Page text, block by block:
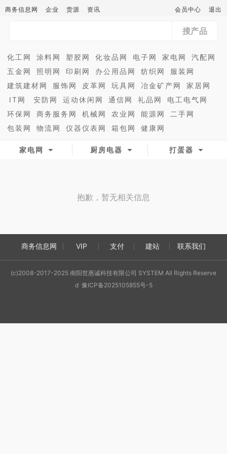
商务信息网 企业 货源 资讯 会员中心 退出
搜产品
化工网 涂料网 塑胶网 化妆品网 电子网 家电网
汽配网
五金网
照明网 印刷网 办公用品网 纺织网
服装网
建筑建材网
服饰网 皮革网 玩具网 冶金矿产网
家居网
IT网
安防网 运动休闲网 通信网 礼品网
电工电气网
环保网
商务服务网 机械网 农业网 能源网
二手网
包装网
物流网 仪器仪表网 箱包网 健康网
家电网 厨房电器 打蛋器
抱歉，暂无相关信息
商务信息网 VIP 支付 建站 联系我们
(c)2008-2017-2025 南阳世惠诚科技有限公司 SYSTEM All Rights Reserve
d 豫ICP备2025105855号-5